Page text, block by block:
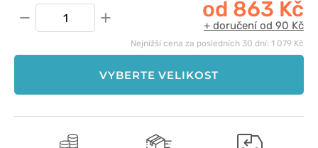
− + od 863 Kč
+ doručení od 90 Kč
Nejnižší cena za posledních 30 dní: 1 079 Kč
VYBERTE VELIKOST